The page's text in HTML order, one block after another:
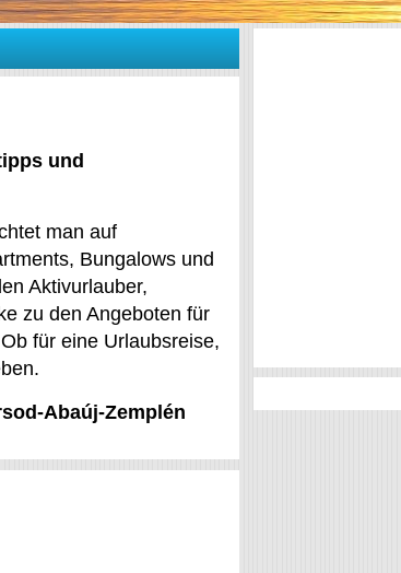
und
man auf
Bungalows und
Aktivurlauber,
zu den Angeboten für
für eine Urlaubsreise,
Abaúj-Zemplén